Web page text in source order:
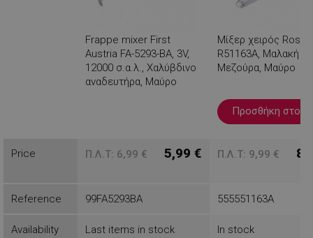
Frappe mixer First
Austria FA-5293-BA, 3V,
12000 σ.α.λ., Χαλύβδινο
αναδευτήρα, Μαύρο
Μίξερ χειρός
R51163A, Μαλακή
Μεζούρα, Μαύρο
Προσθήκη στο
Price Π.Λ.Τ: 6,99 € 5,99 € Π.Λ.Τ: 9,99 €
Reference 99FA5293BA 555551163A
Availability Last items in stock In stock